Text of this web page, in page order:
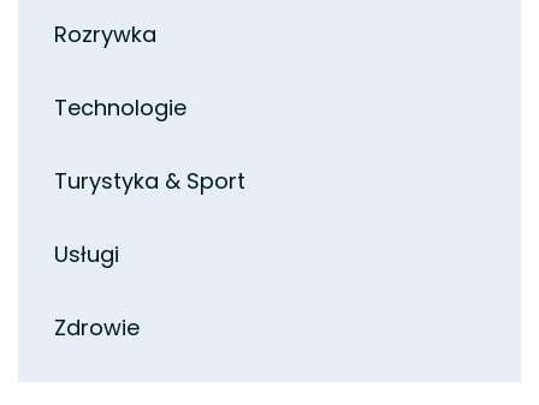
Rozrywka
Technologie
Turystyka & Sport
Usługi
Zdrowie